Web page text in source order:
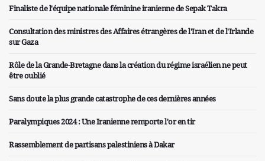
Finaliste de l'équipe nationale féminine iranienne de Sepak Takra
Consultation des ministres des Affaires étrangères de l'Iran et de l'Irlande
sur Gaza
Rôle de la Grande-Bretagne dans la création du régime israélien ne peut
être oublié
Sans doute la plus grande catastrophe de ces dernières années
Paralympiques 2024 : Une Iranienne remporte l'or en tir
Rassemblement de partisans palestiniens à Dakar